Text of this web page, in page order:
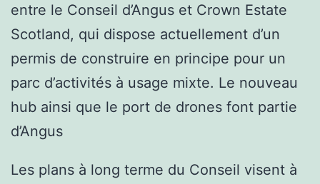
entre le Conseil d’Angus et Crown Estate
Scotland, qui dispose actuellement d’un
permis de construire en principe pour un
parc d’activités à usage mixte. Le nouveau
hub ainsi que le port de drones font partie
d’Angus
Les plans à long terme du Conseil visent à